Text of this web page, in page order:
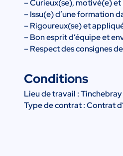
– Curieux(se), motivé(e)
– Issu(e) d’une formation
– Rigoureux(se) et
– Bon esprit d’équipe et
– Respect des consignes
Conditions
Lieu de travail : Tinchebray
Type de contrat : Contrat